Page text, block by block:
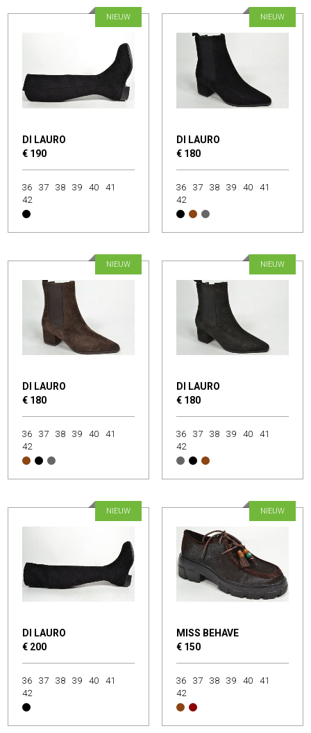
DI LAURO
€ 190
NIEUW
36 37 38 39 40
41
42
DI LAURO
€ 180
NIEUW
36 37 38 39 40
41
42
DI LAURO
€ 180
NIEUW
36 37 38 39 40
41
42
DI LAURO
€ 180
NIEUW
36 37 38 39 40
41
42
DI LAURO
€ 200
NIEUW
36 37 38 39 40
41
42
MISS BEHAVE
€ 150
NIEUW
36 37 38 39 40
41
42